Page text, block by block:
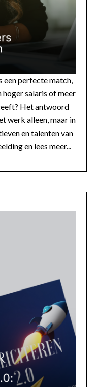
een perfecte match,
hoger salaris of meer
Het antwoord
werk alleen, maar in
en talenten van
en lees meer...